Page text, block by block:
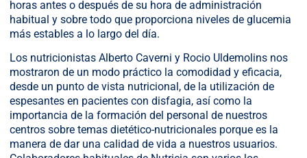
horas antes o después de su hora de administración
habitual y sobre todo que proporciona niveles de glucemia
más estables a lo largo del día.
Los nutricionistas Alberto Caverni y Rocio Uldemolins nos
mostraron de un modo práctico la comodidad y eficacia,
desde un punto de vista nutricional, de la utilización de
espesantes en pacientes con disfagia, así como la
importancia de la formación del personal de nuestros
centros sobre temas dietético-nutricionales porque es la
manera de dar una calidad de vida a nuestros usuarios.